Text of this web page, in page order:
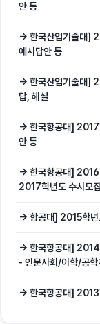
안 등
→ 한국산업기술대]
예시답안 등
→ 한국산업기술대]
답, 해설
→ 한국항공대] 2017
안 등
→ 한국항공대] 2016
2017학년도 수시모
→ 항공대] 2015학년
→ 한국항공대] 2014
- 인문사회/이학/공학
→ 한국항공대] 2013